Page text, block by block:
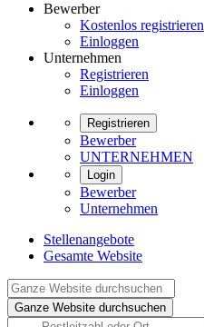
Bewerber
Kostenlos registrieren
Einloggen
Unternehmen
Registrieren
Einloggen
Registrieren
Bewerber
UNTERNEHMEN
Login
Bewerber
Unternehmen
Stellenangebote
Gesamte Website